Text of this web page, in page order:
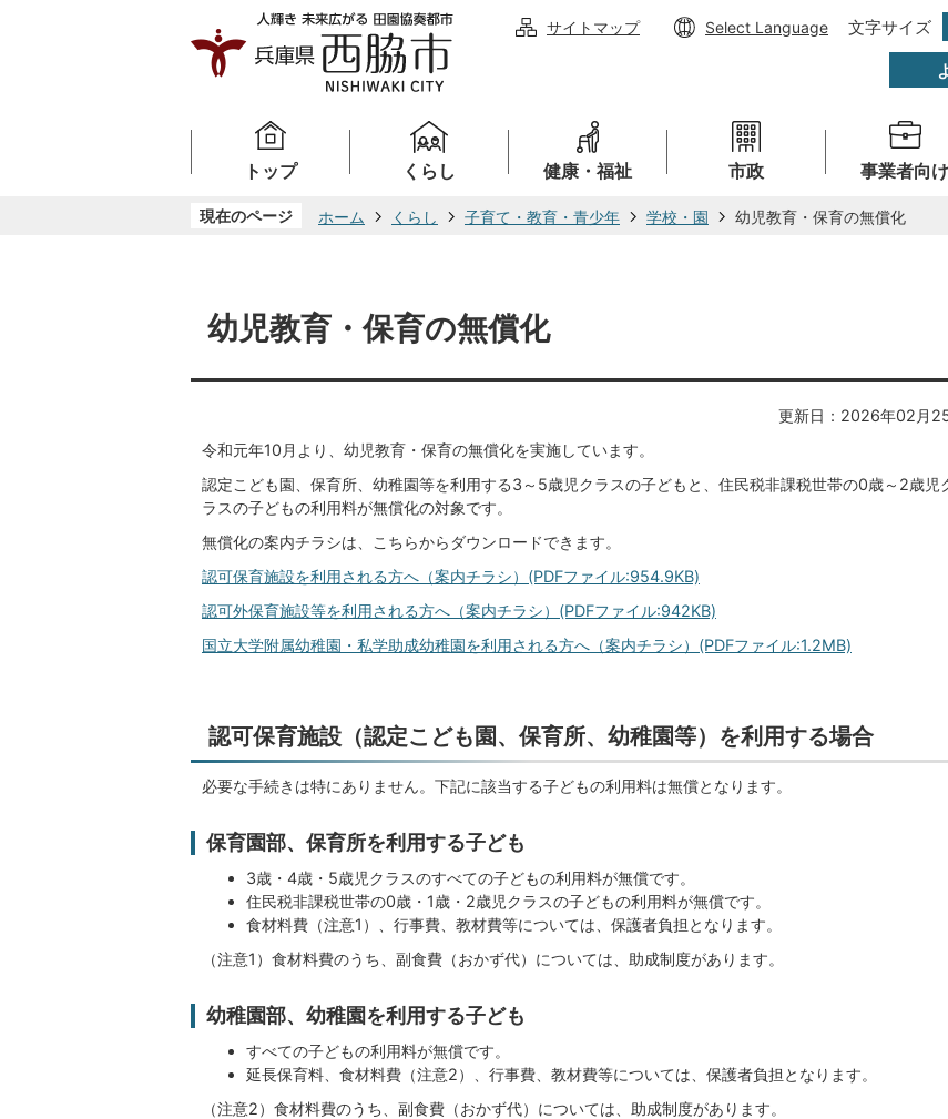
サイトマップ Select Language 文字サイズ
トップ くらし 健康・福祉 市政 事業者向け
現在のページ ホーム くらし 子育て・教育・青少年 学校・園 幼児教育・保育の無償化
幼児教育・保育の無償化
更新日：2026年02月
令和元年10月より、幼児教育・保育の無償化を実施しています。
認定こども園、保育所、幼稚園等を利用する3～5歳児クラスの子どもと、住民税非課税世帯の0歳～2歳児
ラスの子どもの利用料が無償化の対象です。
無償化の案内チラシは、こちらからダウンロードできます。
認可保育施設を利用される方へ（案内チラシ）(PDFファイル:954.9KB)
認可外保育施設等を利用される方へ（案内チラシ）(PDFファイル:942KB)
国立大学附属幼稚園・私学助成幼稚園を利用される方へ（案内チラシ）(PDFファイル:1.2MB)
認可保育施設（認定こども園、保育所、幼稚園等）を利用する場合
必要な手続きは特にありません。下記に該当する子どもの利用料は無償となります。
保育園部、保育所を利用する子ども
3歳・4歳・5歳児クラスのすべての子どもの利用料が無償です。
住民税非課税世帯の0歳・1歳・2歳児クラスの子どもの利用料が無償です。
食材料費（注意1）、行事費、教材費等については、保護者負担となります。
（注意1）食材料費のうち、副食費（おかず代）については、助成制度があります。
幼稚園部、幼稚園を利用する子ども
すべての子どもの利用料が無償です。
延長保育料、食材料費（注意2）、行事費、教材費等については、保護者負担となります。
（注意2）食材料費のうち、副食費（おかず代）については、助成制度があります。